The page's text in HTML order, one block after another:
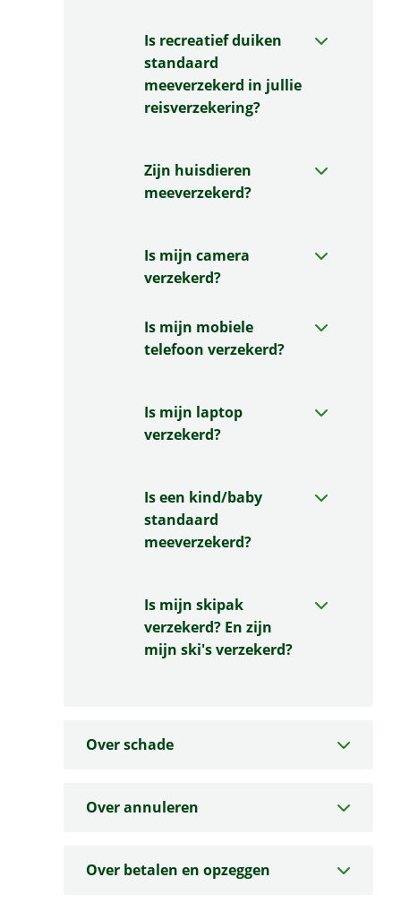
Is recreatief duiken
standaard
meeverzekerd in jullie
reisverzekering?
Zijn huisdieren
meeverzekerd?
Is mijn camera
verzekerd?
Is mijn mobiele
telefoon verzekerd?
Is mijn laptop
verzekerd?
Is een kind/baby
standaard
meeverzekerd?
Is mijn skipak
verzekerd? En zijn
mijn ski's verzekerd?
Over schade
Over annuleren
Over betalen en opzeggen